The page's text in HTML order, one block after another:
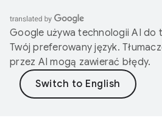
Google używa technologii AI do
Twój preferowany język.
przez AI mogą zawierać błędy.